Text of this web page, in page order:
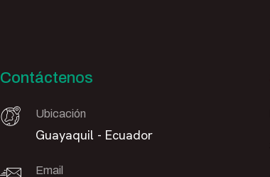
Contáctenos
Ubicación
Guayaquil - Ecuador
Email